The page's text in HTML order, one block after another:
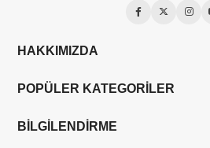
HAKKIMIZDA
POPÜLER KATEGORİLER
BİLGİLENDİRME